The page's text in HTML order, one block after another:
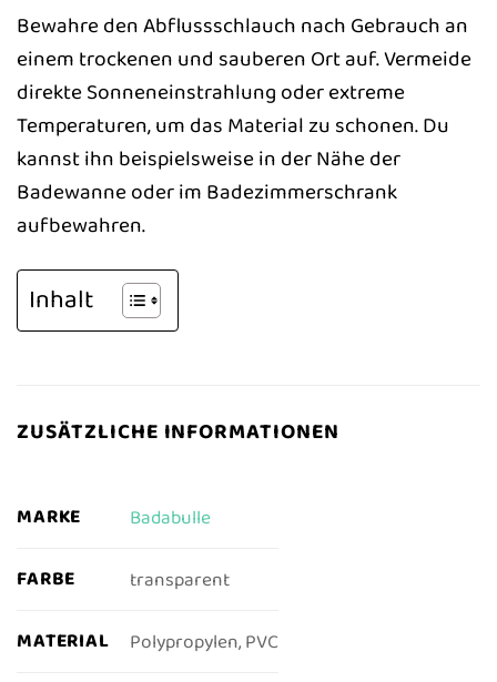
Bewahre den Abflussschlauch nach Gebrauch an
einem trockenen und sauberen Ort auf. Vermeide
direkte Sonneneinstrahlung oder extreme
Temperaturen, um das Material zu schonen. Du
kannst ihn beispielsweise in der Nähe der
Badewanne oder im Badezimmerschrank
aufbewahren.
Inhalt
ZUSÄTZLICHE INFORMATIONEN
MARKE Badabulle
FARBE transparent
MATERIAL Polypropylen, PVC